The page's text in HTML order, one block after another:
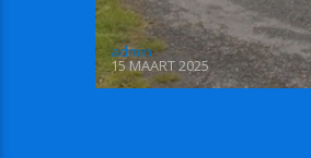
admin
15 MAART 2025